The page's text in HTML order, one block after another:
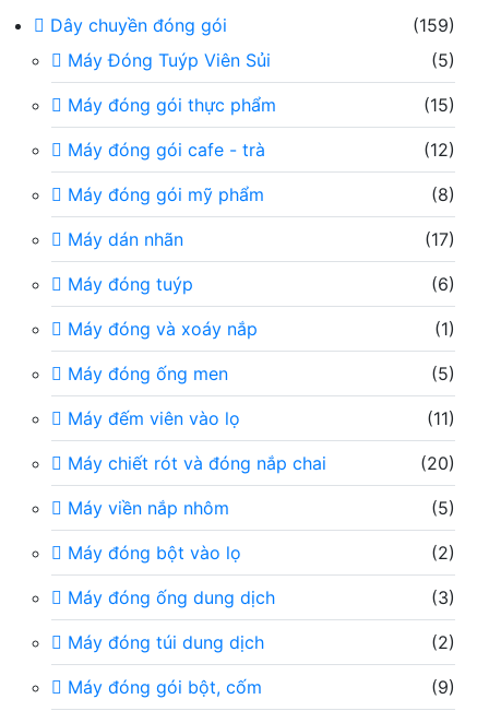
Dây chuyền đóng gói
(159)
Máy Đóng Tuýp Viên Sủi
(5)
Máy đóng gói thực phẩm (15)
Máy đóng gói cafe - trà (12)
Máy đóng gói mỹ phẩm (8)
Máy dán nhãn (17)
Máy đóng tuýp (6)
Máy đóng và xoáy nắp (1)
Máy đóng ống men (5)
Máy đếm viên vào lọ (11)
Máy chiết rót và đóng nắp chai (20)
Máy viền nắp nhôm (5)
Máy đóng bột vào lọ (2)
Máy đóng ống dung dịch (3)
Máy đóng túi dung dịch (2)
Máy đóng gói bột, cốm (9)